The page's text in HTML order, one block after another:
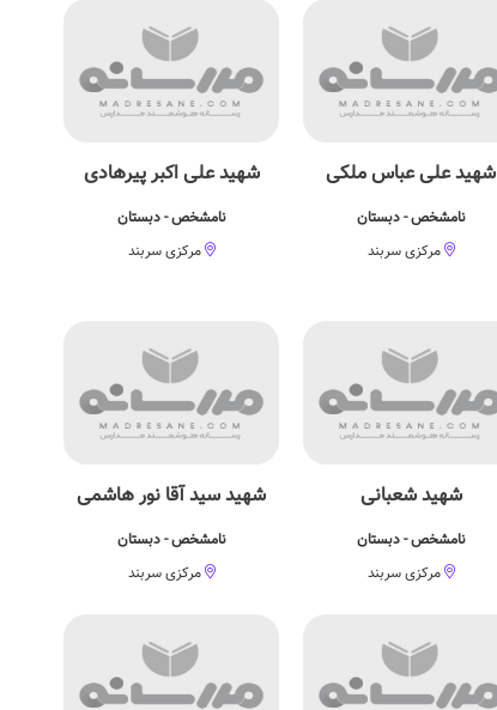
شهید علی عباس ملکی
نامشخص - دبستان
مرکزی سربند
شهید علی اکبر پیرهادی
نامشخص - دبستان
مرکزی سربند
شهید شعبانی
نامشخص - دبستان
مرکزی سربند
شهید سید آقا نور هاشمی
نامشخص - دبستان
مرکزی سربند